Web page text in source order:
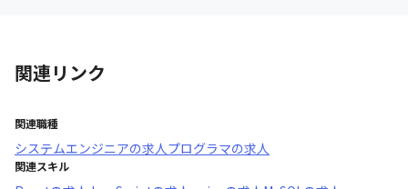
関連リンク
関連職種
システムエンジニアの求人プログラマの求人
関連スキル